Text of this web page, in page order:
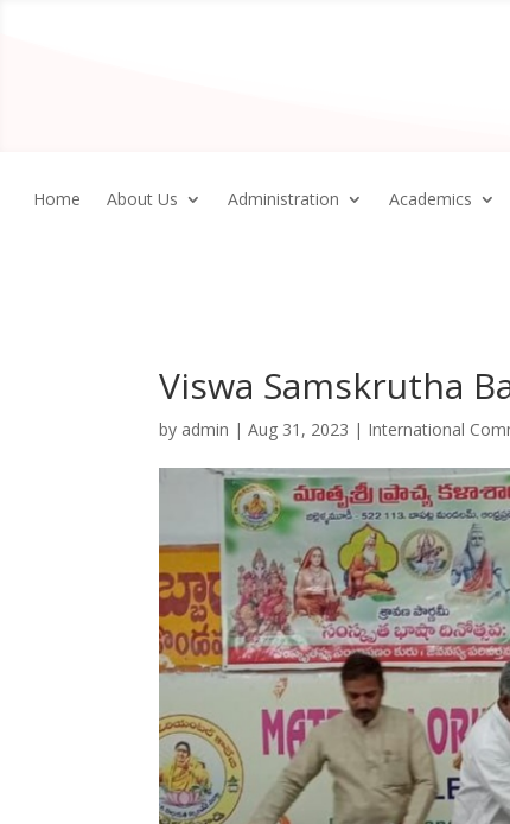
Home About Us Administration Academics
Viswa Samskrutha
by admin |Aug 31, 2023 | International